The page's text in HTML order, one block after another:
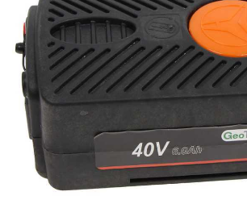
Palazzetti
Palumbo Pavi
Partisani
Paterlini
Philips
Pramac
Prismafood